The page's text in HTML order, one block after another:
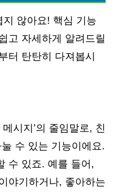
않아요! 핵심 기능
고 자세하게 알려드릴
터 탄탄히 다져봅시
시지’의 줄임말로, 친
수 있는 기능이에요.
수 있죠. 예를 들어,
야기하거나, 좋아하는